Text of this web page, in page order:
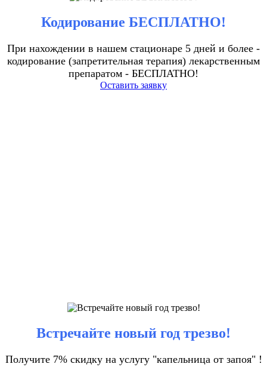
Кодирование БЕСПЛАТНО!
При нахождении в нашем стационаре 5 дней и более -
кодирование (запретительная терапия) лекарственным
препаратом - БЕСПЛАТНО!
Оставить заявку
Встречайте новый год трезво!
Получите 7% скидку на услугу "капельница от запоя" !